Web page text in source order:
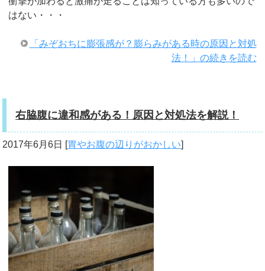
はない・・・
「みぞおちに膨張感が？膨らみがある時の原因と対処
法！」の続きを読む
右脇腹に違和感がある！原因と対処法を解説！
2017年6月6日 [胃やお腹の辺りがおかしい]